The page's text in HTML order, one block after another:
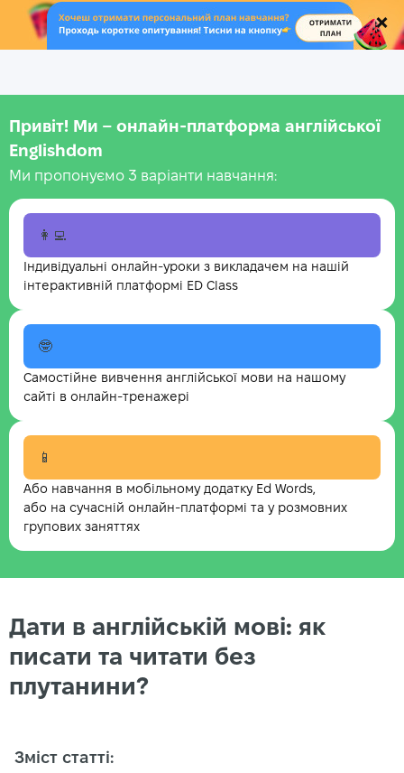
.
Привіт! Ми – онлайн-платформа англійської
Englishdom
Ми пропонуємо 3 варіанти навчання:
👩‍💻
Індивідуальні онлайн-уроки з викладачем на нашій
інтерактивній платформі ED Class
🤓
Самостійне вивчення англійської мови на нашому
сайті в онлайн-тренажері
📱
Або навчання в мобільному додатку Ed Words,
або на сучасній онлайн-платформі та у розмовних
групових заняттях
Дати в англійській мові: як
писати та читати без
плутанини?
Зміст статті: